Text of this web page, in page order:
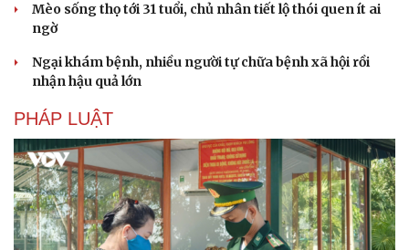
Mèo sống thọ tới 31 tuổi, chủ nhân tiết lộ thói quen ít ai
ngờ
Ngại khám bệnh, nhiều người tự chữa bệnh xã hội rồi
nhận hậu quả lớn
PHÁP LUẬT